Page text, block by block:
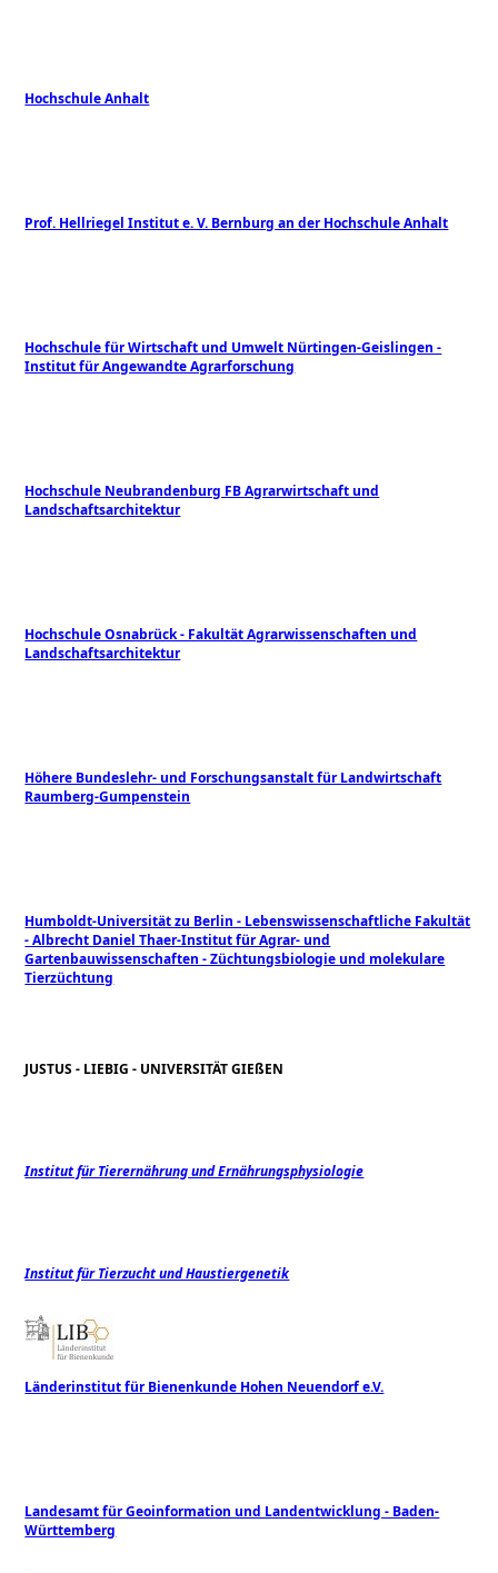
Hochschule Anhalt
Prof. Hellriegel Institut e. V. Bernburg an der Hochschule Anhalt
Hochschule für Wirtschaft und Umwelt Nürtingen-Geislingen -
Institut für Angewandte Agrarforschung
Hochschule Neubrandenburg FB Agrarwirtschaft und
Landschaftsarchitektur
Hochschule Osnabrück - Fakultät Agrarwissenschaften und
Landschaftsarchitektur
Höhere Bundeslehr- und Forschungsanstalt für Landwirtschaft
Raumberg-Gumpenstein
Humboldt-Universität zu Berlin - Lebenswissenschaftliche Fakultät
- Albrecht Daniel Thaer-Institut für Agrar- und
Gartenbauwissenschaften - Züchtungsbiologie und molekulare
Tierzüchtung
JUSTUS - LIEBIG - UNIVERSITÄT GIEßEN
Institut für Tierernährung und Ernährungsphysiologie
Institut für Tierzucht und Haustiergenetik
Länderinstitut für Bienenkunde Hohen Neuendorf e.V.
Landesamt für Geoinformation und Landentwicklung - Baden-
Württemberg